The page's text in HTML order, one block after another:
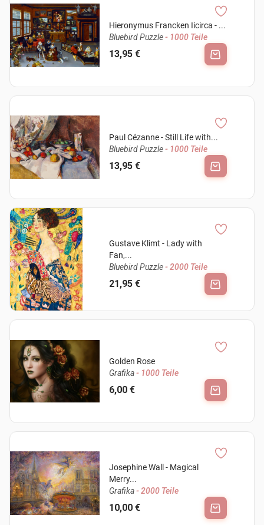
Hieronymus Francken Iicirca - ...
Bluebird Puzzle- 1000 Teile
13,95 €
Paul Cézanne - Still Life with...
Bluebird Puzzle- 1000 Teile
13,95 €
Gustave Klimt - Lady with
Fan,...
Bluebird Puzzle- 2000 Teile
21,95 €
Golden Rose
Grafika- 1000 Teile
6,00 €
Josephine Wall - Magical
Merry...
Grafika- 2000 Teile
10,00 €